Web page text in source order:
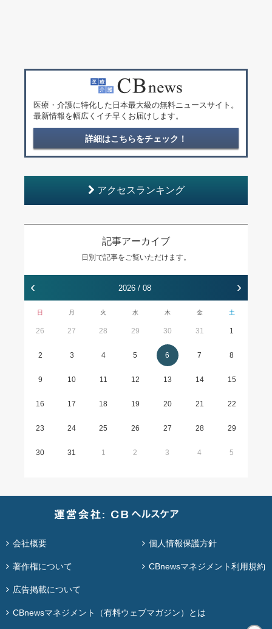
医療・介護に特化した日本最大級の無料ニュースサイト。
最新情報を幅広くイチ早くお届けします。
詳細はこちらをチェック！
アクセスランキング
記事アーカイブ
日別で記事をご覧いただけます。
‹ 2026 / 08 ›
日 月 火 水 木 金 土
26 27 28 29 30 31 1
2 3 4 5 6 7 8
9 10 11 12 13 14 15
16 17 18 19 20 21 22
23 24 25 26 27 28 29
30 31 1 2 3 4 5
会社概要 個人情報保護方針
著作権について CBnewsマネジメント利用規約
広告掲載について
CBnewsマネジメント（有料ウェブマガジン）とは